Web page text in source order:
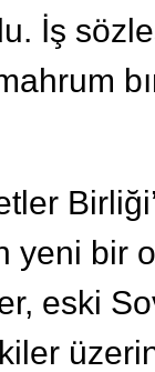
İş
yeni bir
eski